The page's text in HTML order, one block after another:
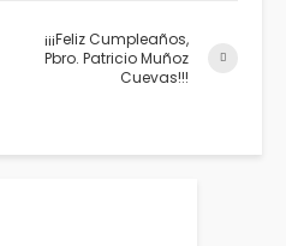
¡¡¡Feliz Cumpleaños,
Pbro. Patricio Muñoz
Cuevas!!!